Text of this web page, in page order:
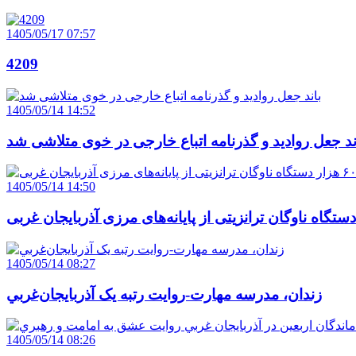
1405/05/17 07:57
4209
1405/05/14 14:52
جعل روادید و گذرنامه اتباع خارجی در خوی متلاشی شد
1405/05/14 14:50
1405/05/14 08:27
زندان، مدرسه مهارت-روايت رتبه يک آذربايجان‌غربي
1405/05/14 08:26